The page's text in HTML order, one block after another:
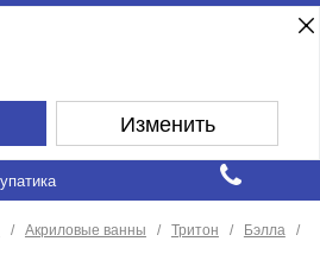
Изменить
Акриловые ванны Тритон Бэлла